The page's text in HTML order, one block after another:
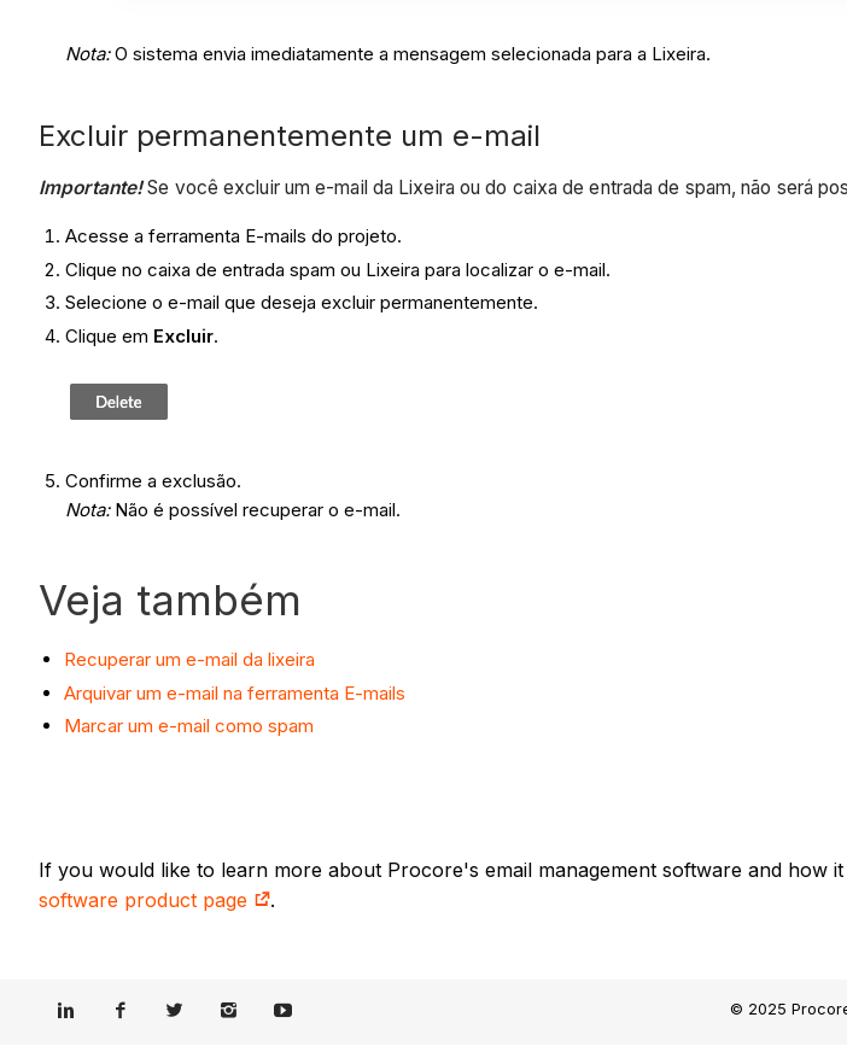
Nota:O sistema envia imediatamente a mensagem selecionada para a Lixeira.
Excluir permanentemente um e-mail
Importante!Se você excluir um e-mail da Lixeira ou do caixa de entrada de spam, não será
Acesse a ferramenta E-mails do projeto.
Clique no caixa de entrada spam ou Lixeira para localizar o e-mail.
Selecione o e-mail que deseja excluir permanentemente.
Clique em Excluir.
Confirme a exclusão.
Nota: Não é possível recuperar o e-mail.
Veja também
Recuperar um e-mail da lixeira
Arquivar um e-mail na ferramenta E-mails
Marcar um e-mail como spam
If you would like to learn more about Procore's email management software and how
software product page
.
© 2025